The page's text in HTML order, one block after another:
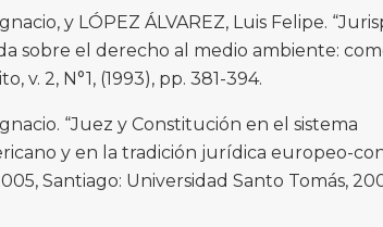
y LÓPEZ ÁLVAREZ, Luis Felipe.
sobre el derecho al medio ambiente:
v. 2, N°1, (1993), pp. 381-394.
“Juez y Constitución en el sistema
y en la tradición jurídica europeo-
Santiago: Universidad Santo Tomás,